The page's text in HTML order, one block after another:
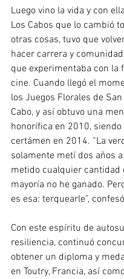
Luego vino la vida y con
Los Cabos que lo cambió
otras cosas, tuvo que
hacer carrera y
que experimentaba con la
cine. Cuando llegó el
los Juegos Florales de
Cabo, y así obtuvo una
honorífica en 2010,
certámen en 2014. “La
solamente metí dos años
metido cualquier cantidad
mayoría no he ganado.
es esa: terquearle”,
Con este espíritu de
resiliencia, continuó
obtener un diploma y
en Toutry, Francia, así